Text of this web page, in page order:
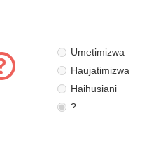
Umetimizwa
Haujatimizwa
Haihusiani
?